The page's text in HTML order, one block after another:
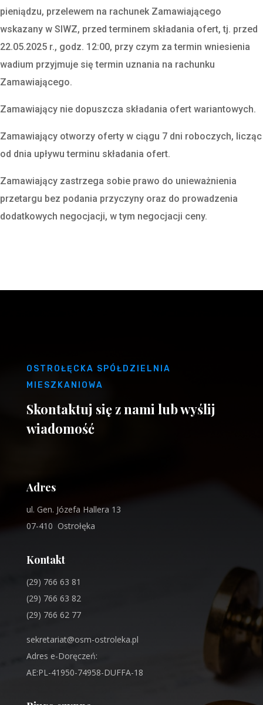
pieniądzu, przelewem na rachunek Zamawiającego
wskazany w SIWZ, przed terminem składania ofert, tj. przed
22.05.2025 r., godz. 12:00, przy czym za termin wniesienia
wadium przyjmuje się termin uznania na rachunku
Zamawiającego.
Zamawiający nie dopuszcza składania ofert wariantowych.
Zamawiający otworzy oferty w ciągu 7 dni roboczych, licząc
od dnia upływu terminu składania ofert.
Zamawiający zastrzega sobie prawo do unieważnienia
przetargu bez podania przyczyny oraz do prowadzenia
dodatkowych negocjacji, w tym negocjacji ceny.
OSTROŁĘCKA SPÓŁDZIELNIA
MIESZKANIOWA
Skontaktuj się z nami lub wyślij
wiadomość
Adres
ul. Gen. Józefa Hallera 13
07-410 Ostrołęka
Kontakt
(29) 766 63 81
(29) 766 63 82
(29) 766 62 77
sekretariat@osm-ostroleka.pl
Adres e-Doręczeń:
AE:PL-41950-74958-DUFFA-18